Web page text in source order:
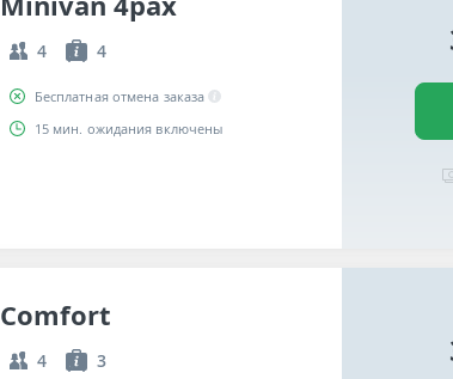
4 4
Бесплатная отмена заказа
15 мин. ожидания включены
Comfort
4 3